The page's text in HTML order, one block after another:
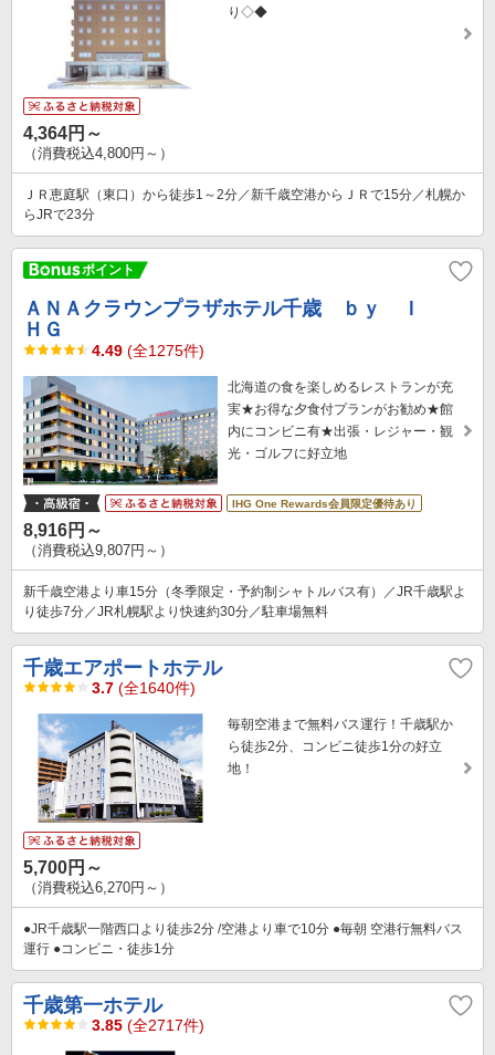
り◇◆
4,364円～
（消費税込4,800円～）
ＪＲ恵庭駅（東口）から徒歩1～2分／新千歳空港からＪＲで15分／札幌か
らJRで23分
ＡＮＡクラウンプラザホテル千歳 ｂｙ Ｉ
ＨＧ
4.49 (全1275件)
北海道の食を楽しめるレストランが充
実★お得な夕食付プランがお勧め★館
内にコンビニ有★出張・レジャー・観
光・ゴルフに好立地
IHG One Rewards会員限定優待あり
8,916円～
（消費税込9,807円～）
新千歳空港より車15分（冬季限定・予約制シャトルバス有）／JR千歳駅よ
り徒歩7分／JR札幌駅より快速約30分／駐車場無料
千歳エアポートホテル
3.7 (全1640件)
毎朝空港まで無料バス運行！千歳駅か
ら徒歩2分、コンビニ徒歩1分の好立
地！
5,700円～
（消費税込6,270円～）
●JR千歳駅一階西口より徒歩2分 /空港より車で10分 ●毎朝 空港行無料バス
運行 ●コンビニ・徒歩1分
千歳第一ホテル
3.85 (全2717件)